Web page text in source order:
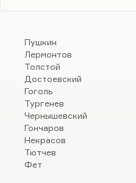
Пушкин
Лермонтов
Толстой
Достоевский
Гоголь
Тургенев
Чернышевский
Гончаров
Некрасов
Тютчев
Фет